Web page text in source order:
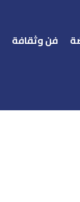
فن وثقافة